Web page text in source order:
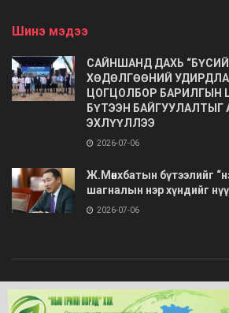
Шинэ мэдээ
САЙНШАНД ДАХЬ
ХӨДӨЛГӨӨНИЙ
ЦОГЦОЛБОР БАРИЛГЫН
БҮТЭЭН БАЙГУУЛАЛТЫГ
ЭХЛҮҮЛЛЭЭ
2026-07-06
Ж.Мөнхбатын бүтээлийг
шагналын нэр хүндийг
2026-07-06
© 2020 Barimt.com- Зохиогчийн эрх хуулиар